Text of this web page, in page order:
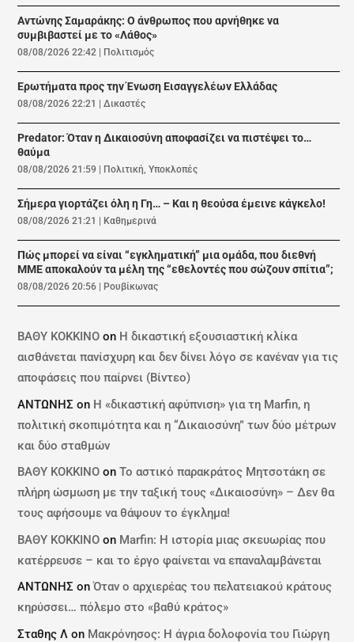
Αντώνης Σαμαράκης: Ο άνθρωπος που αρνήθηκε να
συμβιβαστεί με το «Λάθος»
08/08/2026 22:42 Πολιτισμός
Ερωτήματα προς την Ένωση Εισαγγελέων Ελλάδας
08/08/2026 22:21 |Δικαστές
Predator: Όταν η Δικαιοσύνη αποφασίζει να πιστέψει το…
θαύμα
08/08/2026 21:59 Πολιτική,Υποκλοπές
Σήμερα γιορτάζει όλη η Γη… – Και η θεούσα έμεινε κάγκελο!
08/08/2026 21:21 Καθημερινά
Πώς μπορεί να είναι “εγκληματική” μια ομάδα, που διεθνή
ΜΜΕ αποκαλούν τα μέλη της “εθελοντές που σώζουν σπίτια”;
08/08/2026 20:56 Ρουβίκωνας
ΒΑΘΥ ΚΟΚΚΙΝΟ on Η δικαστική εξουσιαστική κλίκα
αισθάνεται πανίσχυρη και δεν δίνει λόγο σε κανέναν για τις
αποφάσεις που παίρνει (Βίντεο)
ΑΝΤΩΝΗΣ on Η «δικαστική αφύπνιση» για τη Marfin, η
πολιτική σκοπιμότητα και η “Δικαιοσύνη” των δύο μέτρων
και δύο σταθμών
ΒΑΘΥ ΚΟΚΚΙΝΟ onΤο αστικό παρακράτος Μητσοτάκη σε
πλήρη ώσμωση με την ταξική τους «Δικαιοσύνη» – Δεν θα
τους αφήσουμε να θάψουν το έγκλημα!
ΒΑΘΥ ΚΟΚΚΙΝΟ on Marfin: Η ιστορία μιας σκευωρίας που
κατέρρευσε – και το έργο φαίνεται να επαναλαμβάνεται
ΑΝΤΩΝΗΣ onΌταν ο αρχιερέας του πελατειακού κράτους
κηρύσσει… πόλεμο στο «βαθύ κράτος»
Σταθης Λ on Μακρόνησος: Η άγρια δολοφονία του Γιώργη